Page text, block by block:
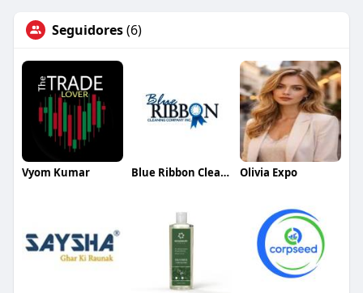
Seguidores(6)
Vyom Kumar Blue Ribbon Cleaning Company Olivia Expo